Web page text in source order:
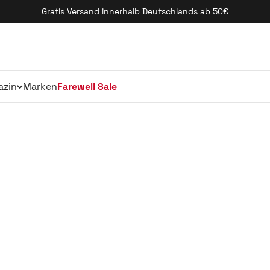
Gratis Versand innerhalb Deutschlands ab 50€
MarkenFarewell Sale